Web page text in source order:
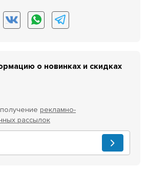
о новинках и скидках
рекламно-
рассылок